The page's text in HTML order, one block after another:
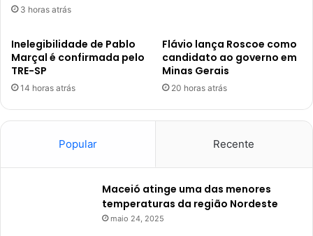
3 horas atrás
Inelegibilidade de Pablo
Marçal é confirmada pelo
TRE-SP
14 horas atrás
Flávio lança Roscoe como
candidato ao governo em
Minas Gerais
20 horas atrás
Popular Recente
Maceió atinge uma das menores
temperaturas da região Nordeste
maio 24, 2025